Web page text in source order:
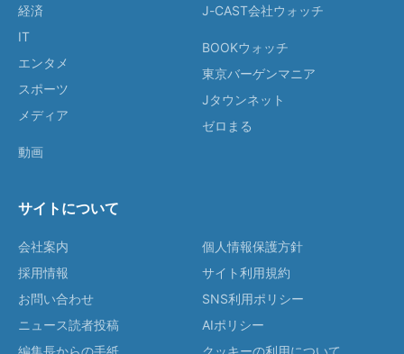
経済
IT
エンタメ
スポーツ
メディア
動画
J-CAST会社ウォッチ
BOOKウォッチ
東京バーゲンマニア
Jタウンネット
ゼロまる
サイトについて
会社案内
採用情報
お問い合わせ
ニュース読者投稿
編集長からの手紙
個人情報保護方針
サイト利用規約
SNS利用ポリシー
AIポリシー
クッキーの利用について